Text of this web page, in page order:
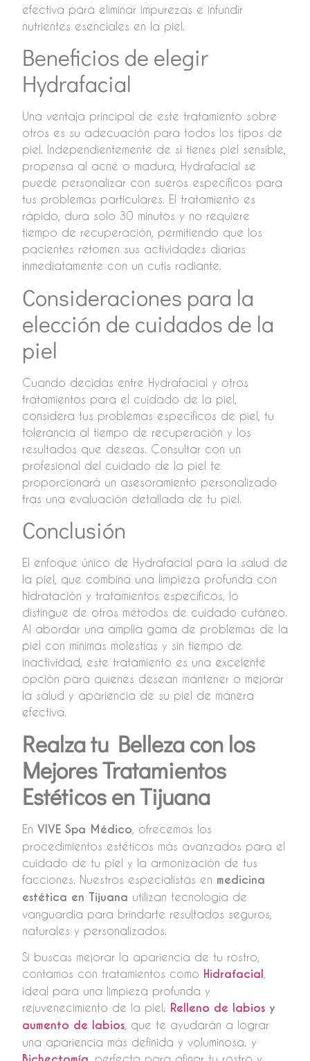
efectiva para eliminar impurezas e infundir
nutrientes esenciales en la piel.
Beneficios de elegir
Hydrafacial
Una ventaja principal de este tratamiento sobre
otros es su adecuación para todos los tipos de
piel. Independientemente de si tienes piel sensible,
propensa al acné o madura, Hydrafacial se
puede personalizar con sueros específicos para
tus problemas particulares. El tratamiento es
rápido, dura solo 30 minutos y no requiere
tiempo de recuperación, permitiendo que los
pacientes retomen sus actividades diarias
inmediatamente con un cutis radiante.
Consideraciones para la
elección de cuidados de la
piel
Cuando decidas entre Hydrafacial y otros
tratamientos para el cuidado de la piel,
considera tus problemas específicos de piel, tu
tolerancia al tiempo de recuperación y los
resultados que deseas. Consultar con un
profesional del cuidado de la piel te
proporcionará un asesoramiento personalizado
tras una evaluación detallada de tu piel.
Conclusión
El enfoque único de Hydrafacial para la salud de
la piel, que combina una limpieza profunda con
hidratación y tratamientos específicos, lo
distingue de otros métodos de cuidado cutáneo.
Al abordar una amplia gama de problemas de la
piel con mínimas molestias y sin tiempo de
inactividad, este tratamiento es una excelente
opción para quienes desean mantener o mejorar
la salud y apariencia de su piel de manera
efectiva.
Realza tu Belleza con los
Mejores Tratamientos
Estéticos en Tijuana
En VIVE Spa Médico , ofrecemos los
procedimientos estéticos más avanzados para el
cuidado de tu piel y la armonización de tus
facciones. Nuestros especialistas en medicina
estética en Tijuana utilizan tecnología de
vanguardia para brindarte resultados seguros,
naturales y personalizados.
Si buscas mejorar la apariencia de tu rostro,
contamos con tratamientos como Hidrafacial
ideal para una limpieza profunda y
rejuvenecimiento de la piel; Relleno de labios y
aumento de labios , que te ayudarán a lograr
una apariencia más definida y voluminosa; y